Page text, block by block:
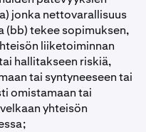
jonka nettovarallisuus
(bb) tekee sopimuksen,
liiketoiminnan
hallitakseen riskiä,
tai syntyneeseen tai
omistamaan tai
yhteisön